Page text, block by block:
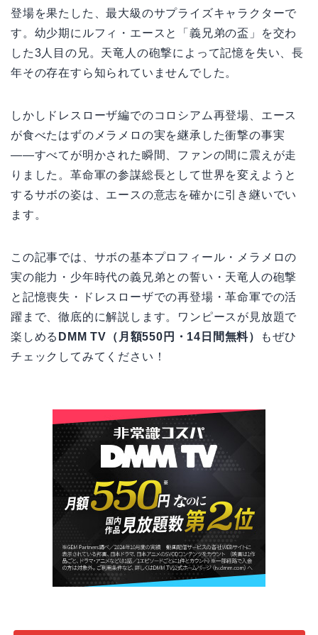
登場を果たした、最大級のサプライズキャラクターで
す。幼少期にルフィ・エースと「義兄弟の盃」を交わ
した3人目の兄。天竜人の砲撃によって記憶を失い、長
年その存在すら知られていませんでした。
しかしドレスローザ編でのコロシアム再登場、エース
が食べたはずのメラメロの実を継承した衝撃の事実
——すべてが明かされた瞬間、ファンの間に震えが走
りました。革命軍の参謀総長として世界を変えようと
するサボの姿は、エースの意志を確かに引き継いでい
ます。
この記事では、サボの基本プロフィール・メラメロの
実の能力・少年時代の義兄弟との誓い・天竜人の砲撃
と記憶喪失・ドレスローザでの再登場・革命軍での活
躍まで、徹底的に解説します。ワンピースが見放題で
楽しめる DMM TV（月額550円・14日間無料）
もぜひ
チェックしてみてください！